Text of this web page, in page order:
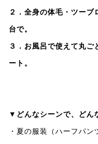
２．全身の体毛・ツー
台で。
３．お風呂で使えて丸
ート。
▼どんなシーンで、どん
・夏の服装（ハーフパ